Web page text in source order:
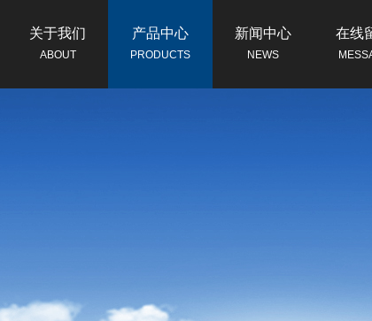
关于我们
ABOUT
产品中心
PRODUCTS
新闻中心
NEWS
在线